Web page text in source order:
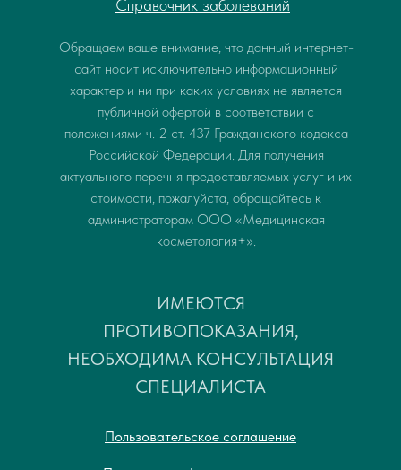
Справочник заболеваний
Обращаем ваше внимание, что данный интернет-
сайт носит исключительно информационный
характер и ни при каких условиях не является
публичной офертой в соответствии с
положениями ч. 2 ст. 437 Гражданского кодекса
Российской Федерации. Для получения
актуального перечня предоставляемых услуг и их
стоимости, пожалуйста, обращайтесь к
администраторам ООО «Медицинская
косметология+».
ИМЕЮТСЯ
ПРОТИВОПОКАЗАНИЯ,
НЕОБХОДИМА КОНСУЛЬТАЦИЯ
СПЕЦИАЛИСТА
Пользовательское соглашение